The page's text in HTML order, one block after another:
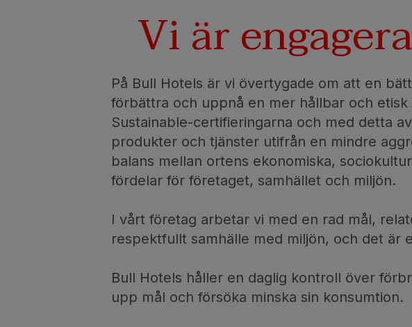
Vi är
På Bull Hotels är vi övertygade om att en
förbättra och uppnå en mer hållbar och
Sustainable-certifieringarna och med detta
produkter och tjänster utifrån en mindre
balans mellan ortens ekonomiska,
fördelar för företaget, samhället och miljön.
I vårt företag arbetar vi med en rad mål,
respektfullt samhälle med miljön, och det är
Bull Hotels håller en daglig kontroll över
upp mål och försöka minska sin konsumtion.